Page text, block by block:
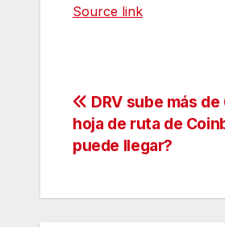
Source link
Navegación
de
DRV sube más
hoja de ruta de
puede llegar?